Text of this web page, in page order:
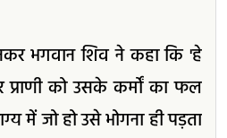
भगवान शिव ने कहा कि 'हे
प्राणी को उसके कर्मों का फल
में जो हो उसे भोगना ही पड़ता